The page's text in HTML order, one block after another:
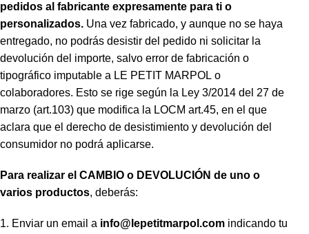
pedidos al fabricante expresamente para ti o
personalizados. Una vez fabricado, y aunque no se haya
entregado, no podrás desistir del pedido ni solicitar la
devolución del importe, salvo error de fabricación o
tipográfico imputable a LE PETIT MARPOL o
colaboradores. Esto se rige según la Ley 3/2014 del 27 de
marzo (art.103) que modifica la LOCM art.45, en el que
aclara que el derecho de desistimiento y devolución del
consumidor no podrá aplicarse.
Para realizar el CAMBIO o DEVOLUCIÓN de uno o
varios productos, deberás:
Enviar un email a info@lepetitmarpol .com indicando tu